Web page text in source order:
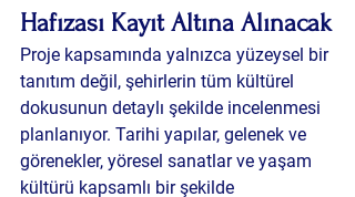
Hafızası Kayıt Altına Alınacak
Proje kapsamında yalnızca yüzeysel bir
tanıtım değil, şehirlerin tüm kültürel
dokusunun detaylı şekilde incelenmesi
planlanıyor. Tarihi yapılar, gelenek ve
görenekler, yöresel sanatlar ve yaşam
kültürü kapsamlı bir şekilde